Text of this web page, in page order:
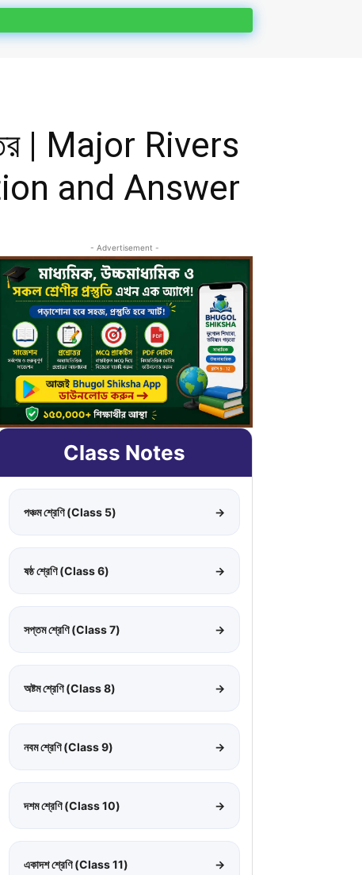
| Major Rivers
and Answer
- Advertisement -
Class Notes
পঞ্চম শ্রেণি (Class 5) →
ষষ্ঠ শ্রেণি (Class 6) →
সপ্তম শ্রেণি (Class 7) →
অষ্টম শ্রেণি (Class 8) →
নবম শ্রেণি (Class 9) →
দশম শ্রেণি (Class 10) →
একাদশ শ্রেণি (Class 11) →